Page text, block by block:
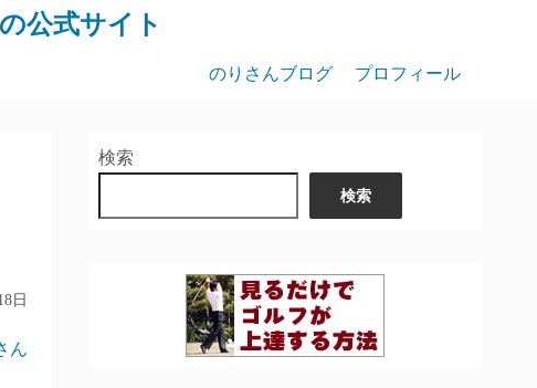
公式サイト
のりさんブログ プロフィール
日
ん
検索
検索